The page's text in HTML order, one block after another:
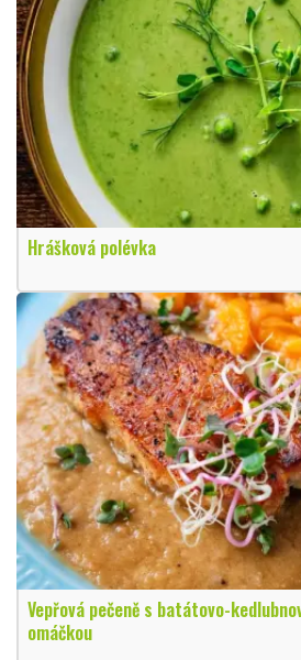
Hrášková polévka
Vepřová pečeně s batátovo-
omáčkou